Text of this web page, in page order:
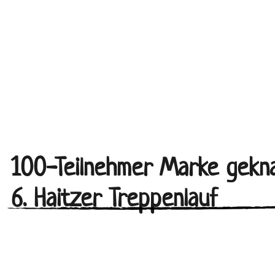
100-Teilnehmer Marke
6. Haitzer Treppenlauf